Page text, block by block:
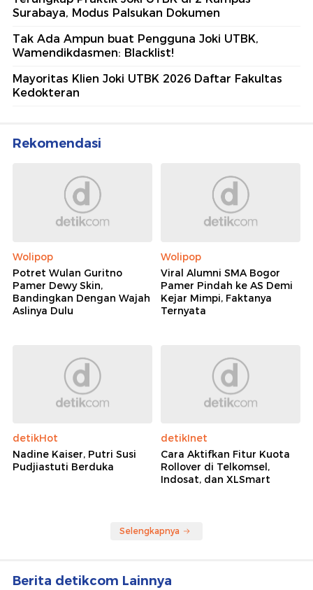
Surabaya, Modus Palsukan Dokumen
Tak Ada Ampun buat Pengguna Joki UTBK,
Wamendikdasmen: Blacklist!
Mayoritas Klien Joki UTBK 2026 Daftar Fakultas
Kedokteran
Rekomendasi
Wolipop
Potret Wulan Guritno
Pamer Dewy Skin,
Bandingkan Dengan Wajah
Aslinya Dulu
Wolipop
Viral Alumni SMA Bogor
Pamer Pindah ke AS Demi
Kejar Mimpi, Faktanya
Ternyata
detikHot
Nadine Kaiser, Putri Susi
Pudjiastuti Berduka
detikInet
Cara Aktifkan Fitur Kuota
Rollover di Telkomsel,
Indosat, dan XLSmart
Selengkapnya
Berita detikcom Lainnya